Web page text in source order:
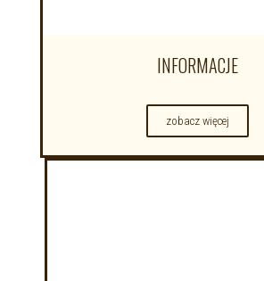
INFORMACJE
zobacz więcej